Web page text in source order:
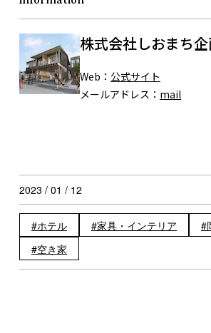
株式会社しおまち
Web： 公式サイト
メールアドレス： mail
2023 / 01 / 12
ホテル 家具・インテリア
空き家